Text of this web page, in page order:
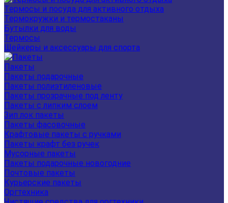
Термосы и посуда для активного отдыха
Термокружки и термостаканы
Бутылки для воды
Термосы
Шейкеры и аксессуары для спорта
Пакеты
Пакеты подарочные
Пакеты полиэтиленовые
Пакеты прозрачные под ленту
Пакеты с липким слоем
Зип лок пакеты
Пакеты фасовочные
Крафтовые пакеты с ручками
Пакеты крафт без ручек
Мусорные пакеты
Пакеты подарочные новогодние
Почтовые пакеты
Курьерские пакеты
Оргтехника